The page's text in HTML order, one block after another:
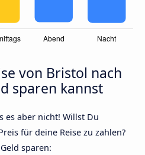
von Bristol nach
sparen kannst
es aber nicht! Willst Du
für deine Reise zu zahlen?
sparen: